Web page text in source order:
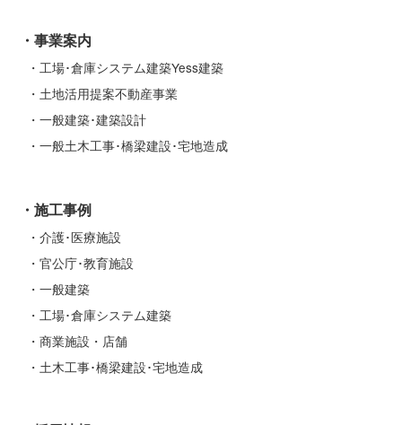
事業案内
工場･倉庫システム建築Yess建築
土地活用提案不動産事業
一般建築･建築設計
一般土木工事･橋梁建設･宅地造成
施工事例
介護･医療施設
官公庁･教育施設
一般建築
工場･倉庫システム建築
商業施設・店舗
土木工事･橋梁建設･宅地造成